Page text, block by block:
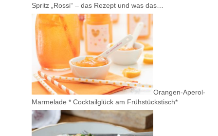
Spritz „Rossi“ – das Rezept und was das…
Orangen-Aperol-
Marmelade * Cocktailglück am Frühstückstisch*